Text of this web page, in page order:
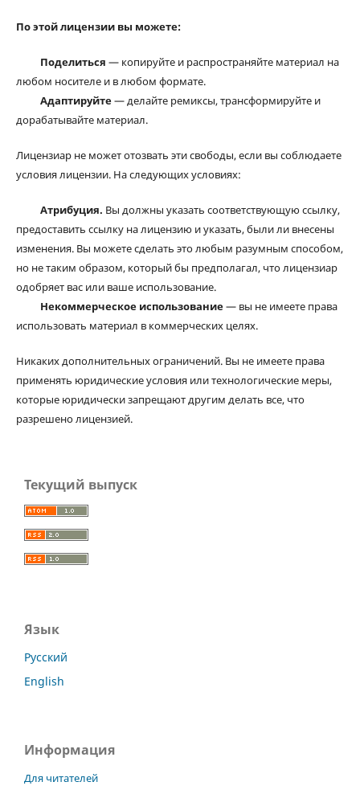
По этой лицензии вы можете:
Поделиться — копируйте и распространяйте материал на
любом носителе и в любом формате.
Адаптируйте— делайте ремиксы, трансформируйте и
дорабатывайте материал.
Лицензиар не может отозвать эти свободы, если вы соблюдаете
условия лицензии. На следующих условиях:
Атрибуция. Вы должны указать соответствующую ссылку,
предоставить ссылку на лицензию и указать, были ли внесены
изменения. Вы можете сделать это любым разумным способом,
но не таким образом, который бы предполагал, что лицензиар
одобряет вас или ваше использование.
Некоммерческое использование— вы не имеете права
использовать материал в коммерческих целях.
Никаких дополнительных ограничений. Вы не имеете права
применять юридические условия или технологические меры,
которые юридически запрещают другим делать все, что
разрешено лицензией.
Текущий выпуск
Язык
Русский
English
Информация
Для читателей